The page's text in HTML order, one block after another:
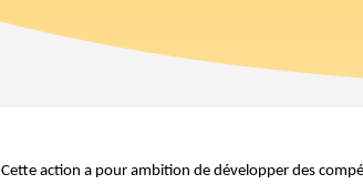
Cette action a pour ambition de développer des